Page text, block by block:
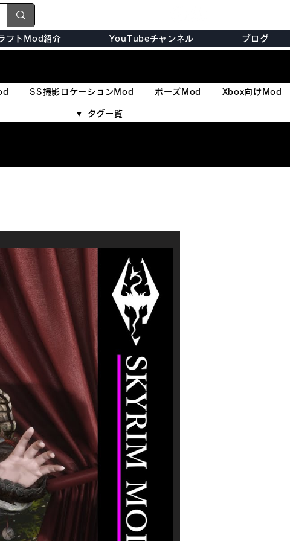
フトMod紹介 YouTubeチャンネル ブログ
SS撮影ロケーションMod ポーズMod Xbox向けMod
▼ タグ一覧